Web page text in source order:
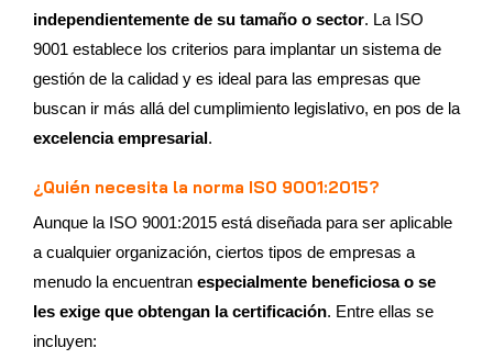
independientemente de su tamaño o sector. La ISO
9001 establece los criterios para implantar un sistema de
gestión de la calidad y es ideal para las empresas que
buscan ir más allá del cumplimiento legislativo, en pos de la
excelencia empresarial.
¿Quién necesita la norma ISO 9001:2015?
Aunque la ISO 9001:2015 está diseñada para ser aplicable
a cualquier organización, ciertos tipos de empresas a
menudo la encuentran especialmente beneficiosa o se
les exige que obtengan la certificación. Entre ellas se
incluyen: